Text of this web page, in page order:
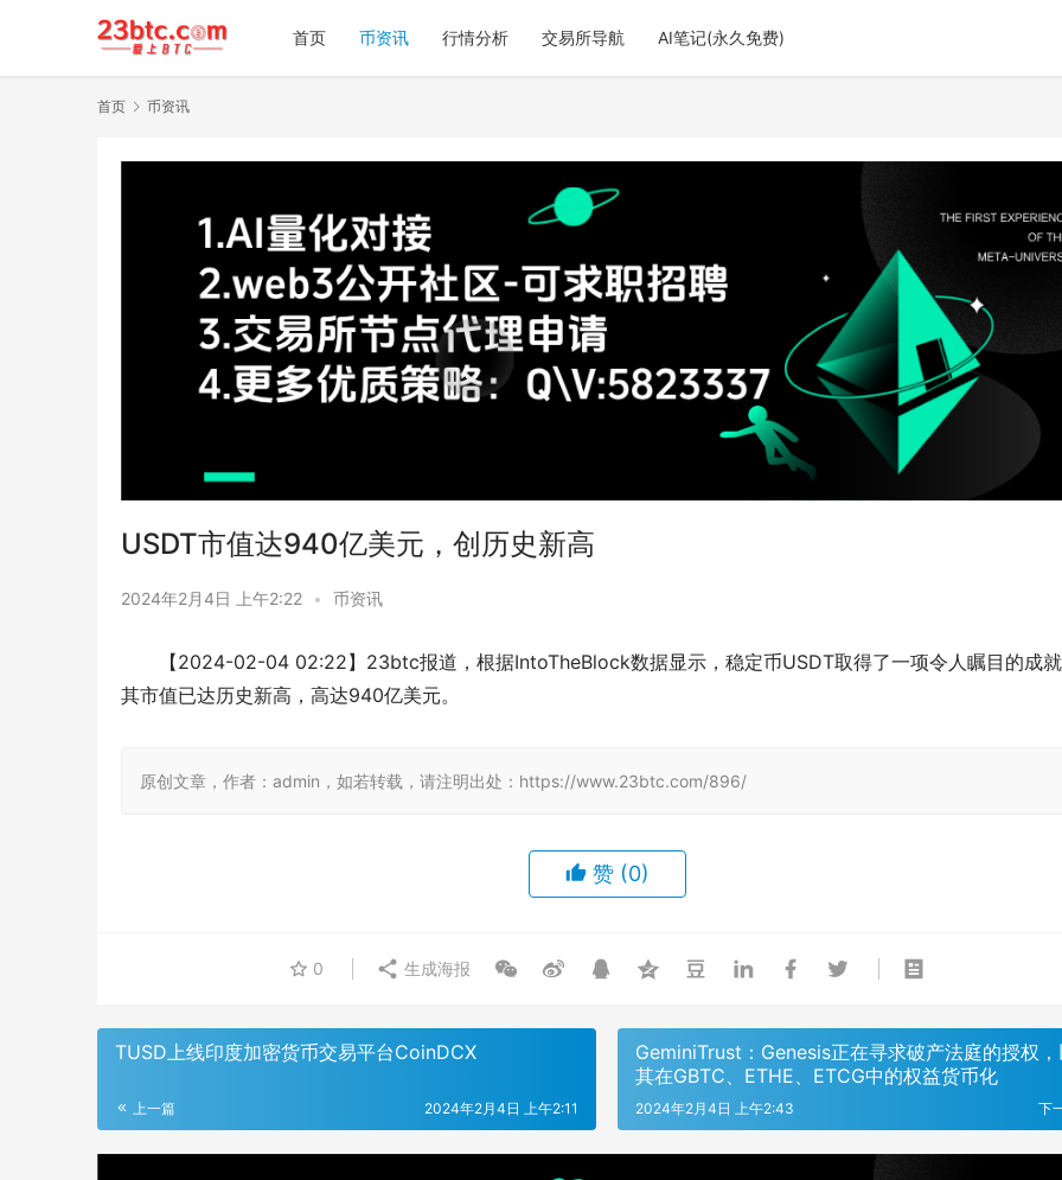
首页 币资讯 行情分析 交易所导航 AI笔记(永久免费)
首页 币资讯
USDT市值达940亿美元，创历史新高
2024年2月4日 上午2:22 • 币资讯
【2024-02-04 02:22】23btc报道，根据IntoTheBlock数据显示，稳定币USDT取得了一项令人瞩目的成
其市值已达历史新高，高达940亿美元。
原创文章，作者：admin，如若转载，请注明出处：https://www.23btc.com/896/
赞 (0)
0 生成海报
TUSD上线印度加密货币交易平台CoinDCX
上一篇 2024年2月4日 上午2:11
GeminiTrust：Genesis正在寻求破产法庭的授权
其在GBTC、ETHE、ETCG中的权益货币化
下
2024年2月4日 上午2:43